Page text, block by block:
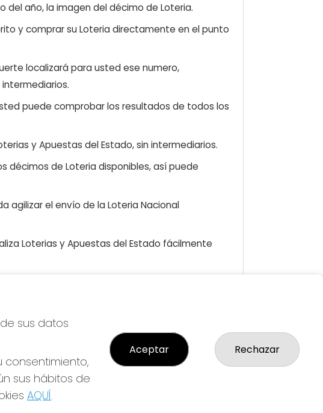
del año, la imagen del décimo de Loteria.
y comprar su Loteria directamente en el punto
localizará para usted ese numero,
puede comprobar los resultados de todos los
y Apuestas del Estado, sin intermediarios.
décimos de Loteria disponibles, así puede
agilizar el envío de la Loteria Nacional
Loterias y Apuestas del Estado fácilmente
Aviso Legal
Política de Privacidad
Política de Cookies
Condiciones de Compra
sus datos
consentimiento,
sus hábitos de
AQUÍ.
Aceptar Rechazar